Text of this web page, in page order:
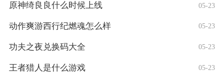
原神绮良良什么时候上线 05-23
动作爽游西行纪燃魂怎么样 05-23
功夫之夜兑换码大全 05-23
王者猎人是什么游戏 05-23